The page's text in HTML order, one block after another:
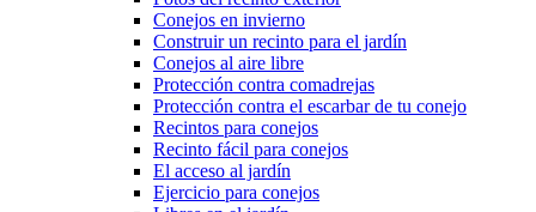
Conejos en invierno
Construir un recinto para el jardín
Conejos al aire libre
Protección contra comadrejas
Protección contra el escarbar de tu conejo
Recintos para conejos
Recinto fácil para conejos
El acceso al jardín
Ejercicio para conejos